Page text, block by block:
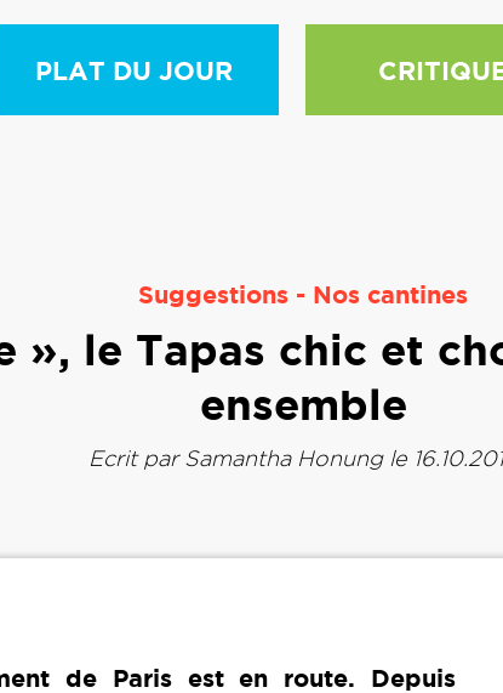
PLAT DU JOUR
Suggestions - Nos cantines
», le Tapas chic et
ensemble
Ecrit par Samantha Honungle
de Paris est en route. Depuis